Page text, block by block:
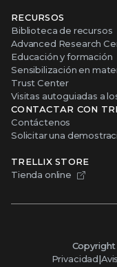
RECURSOS
Biblioteca de recursos
Advanced Research
Educación y formación
Sensibilización en
Trust Center
Visitas autoguiadas a
CONTACTAR CON
Contáctenos
Solicitar una
TRELLIX STORE
Tienda online
Privacidad|